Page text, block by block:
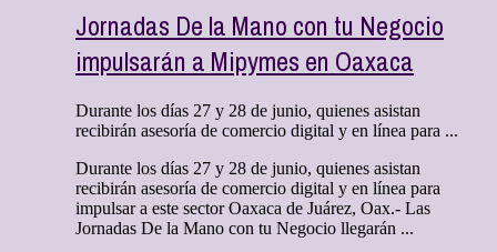
Jornadas De la Mano con tu Negocio
impulsarán a Mipymes en Oaxaca
Durante los días 27 y 28 de junio, quienes asistan
recibirán asesoría de comercio digital y en línea para ...
Durante los días 27 y 28 de junio, quienes asistan
recibirán asesoría de comercio digital y en línea para
impulsar a este sector Oaxaca de Juárez, Oax.- Las
Jornadas De la Mano con tu Negocio llegarán ...